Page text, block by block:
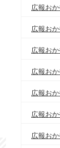
広報お
広報お
広報お
広報お
広報お
広報お
広報お